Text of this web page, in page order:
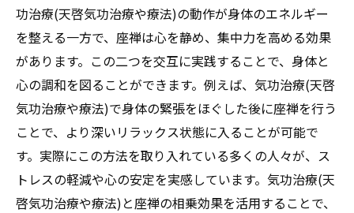
功治療(天啓気功治療や療法)の動作が身体のエネルギー
を整える一方で、座禅は心を静め、集中力を高める効果
があります。この二つを交互に実践することで、身体と
心の調和を図ることができます。例えば、気功治療(天啓
気功治療や療法)で身体の緊張をほぐした後に座禅を行う
ことで、より深いリラックス状態に入ることが可能で
す。実際にこの方法を取り入れている多くの人々が、ス
トレスの軽減や心の安定を実感しています。気功治療(天
啓気功治療や療法)と座禅の相乗効果を活用することで、